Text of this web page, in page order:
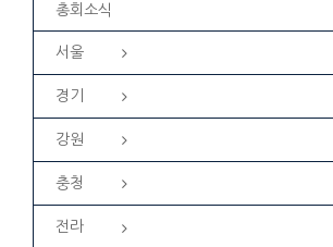
총회소식
서울
경기
강원
충청
전라